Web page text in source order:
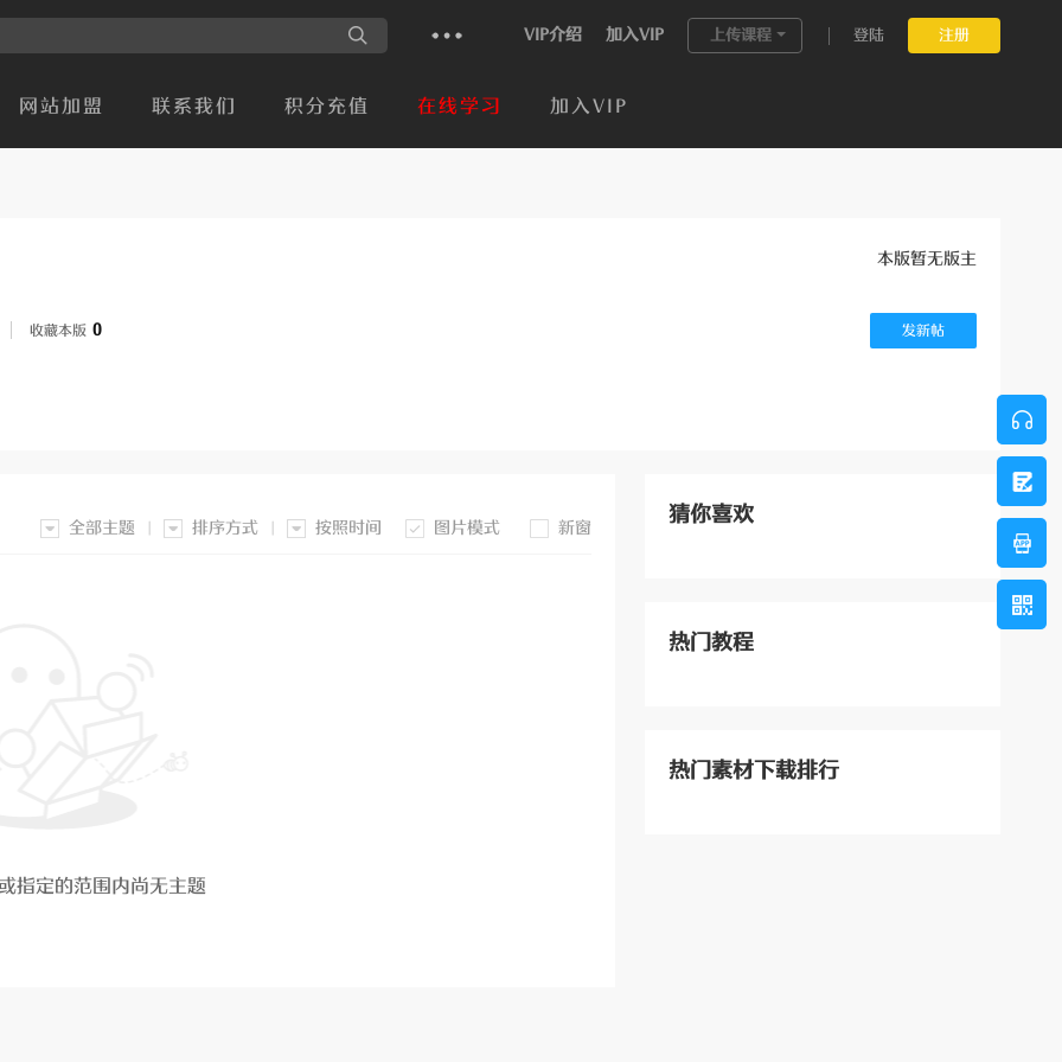
VIP介绍 加入VIP 上传课程 登陆 注册
网站加盟 联系我们 积分充值 在线学习 加入VIP
本版暂无版主
收藏本版 0 发新帖
新窗
图片模式
全部主题 排序方式 按照时间
指定的范围内尚无主题
猜你喜欢
热门教程
热门素材下载排行